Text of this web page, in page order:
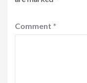
Comment *